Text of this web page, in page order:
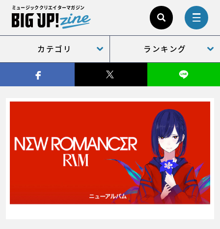
ミュージッククリエイターマガジン
カテゴリ ランキング